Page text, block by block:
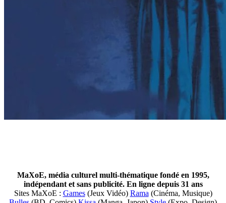
MaXoE, média culturel multi-thématique fondé en 1995,
indépendant et sans publicité. En ligne depuis 31 ans
Sites MaXoE : Games(Jeux Vidéo) Rama (Cinéma, Musique)